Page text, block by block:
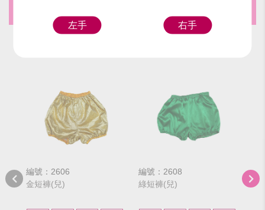
編號：2606
金短褲(兒)
編號：2608
綠短褲(兒)
編
紅
左手 右手